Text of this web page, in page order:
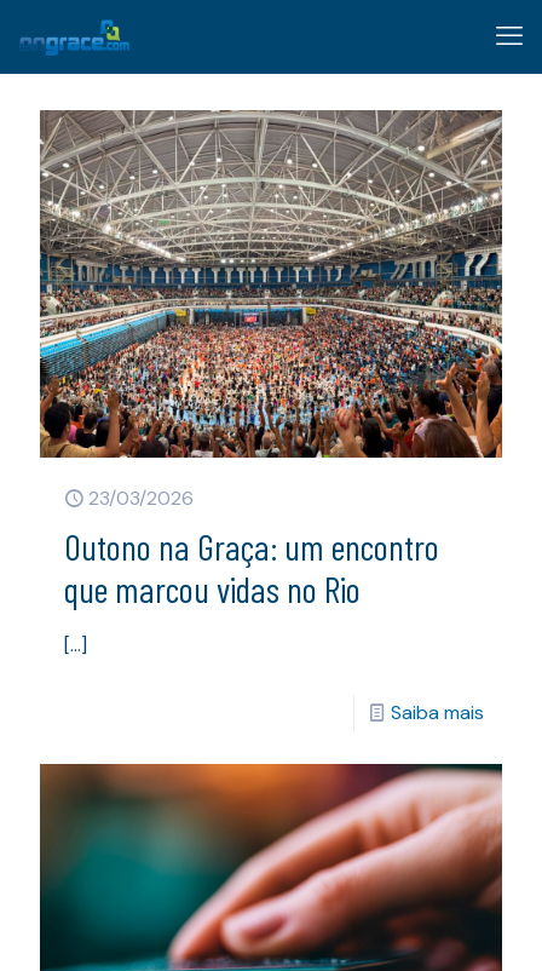
23/03/2026
Outono na Graça: um encontro
que marcou vidas no Rio
[…]
Saiba mais